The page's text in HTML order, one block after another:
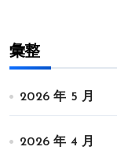
彙整
2026 年 5 月
2026 年 4 月